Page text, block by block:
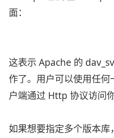
面：
这表示 Apache 的
作了。用户可以使用任
户端通过 Http 协议访问
如果想要指定多个版本